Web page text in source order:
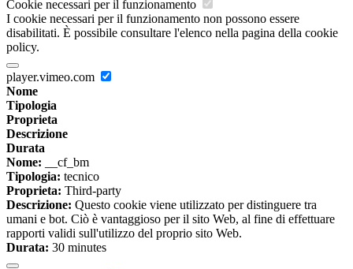
Cookie necessari per il funzionamento
I cookie necessari per il funzionamento non possono essere
disabilitati. È possibile consultare l'elenco nella pagina della cookie
policy.
player.vimeo.com
Nome
Tipologia
Proprieta
Descrizione
Durata
Nome: __cf_bm
Tipologia: tecnico
Proprieta: Third-party
Descrizione: Questo cookie viene utilizzato per distinguere tra
umani e bot. Ciò è vantaggioso per il sito Web, al fine di effettuare
rapporti validi sull'utilizzo del proprio sito Web.
Durata: 30 minutes